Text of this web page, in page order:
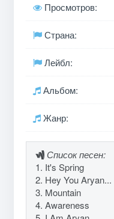
Просмотров:
Страна:
Лейбл:
Альбом:
Жанр:
Список песен:
1. It's Spring
2. Hey You Aryan...
3. Mountain
4. Awareness